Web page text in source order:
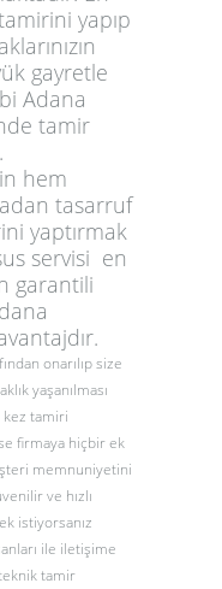
yapıp
gayretle
Adana
tamir
hem
tasarruf
yaptırmak
servisi en
garantili
onarılıp size
yaşanılması
tamiri
firmaya hiçbir ek
memnuniyetini
ve hızlı
istiyorsanız
ile iletişime
tamir